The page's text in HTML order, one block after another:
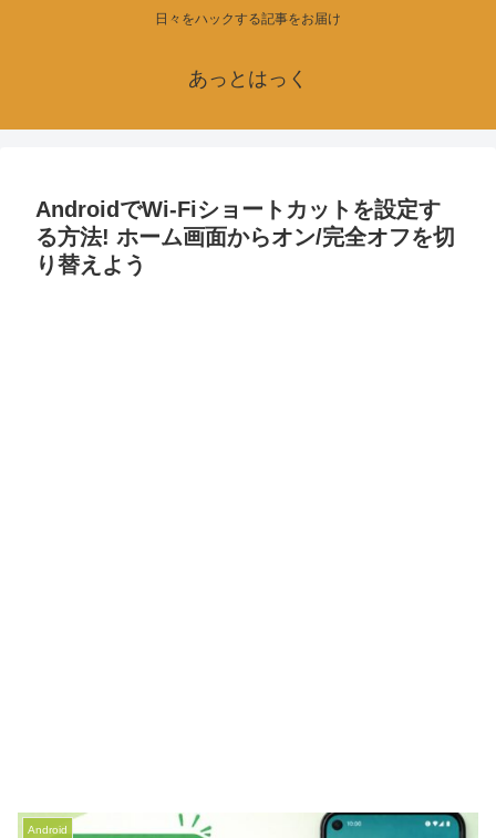
日々をハックする記事をお届け
あっとはっく
AndroidでWi-Fiショートカットを設定す
る方法! ホーム画面からオン/完全オフを切
り替えよう
Android